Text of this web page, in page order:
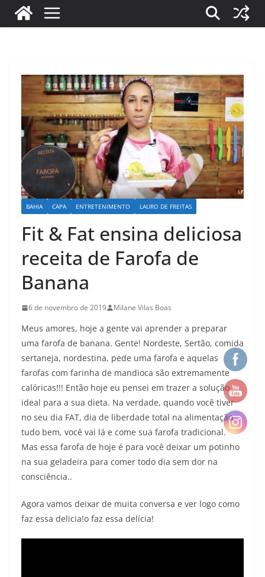
BAHIA CAPA ENTRETENIMENTO LAURO DE FREITAS
Fit & Fat ensina deliciosa
receita de Farofa de
Banana
6 de novembro de 2019 Milane Vilas Boas
Meus amores, hoje a gente vai aprender a preparar
uma farofa de banana. Gente! Nordeste, Sertão, comida
sertaneja, nordestina, pede uma farofa e aquelas
farofas com farinha de mandioca são extremamente
calóricas!!! Então hoje eu pensei em trazer a solução
ideal para a sua dieta. Na verdade, quando você tiver
no seu dia FAT, dia de liberdade total na alimentação,
tudo bem, você vai lá e come sua farofa tradicional.
Mas essa farofa de hoje é para você deixar um potinho
na sua geladeira para comer todo dia sem dor na
consciência..
Agora vamos deixar de muita conversa e ver logo como
faz essa delicia!o faz essa delícia!